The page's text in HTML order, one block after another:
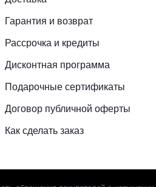
Гарантия и возврат
Рассрочка и кредиты
Дисконтная программа
Подарочные сертификаты
Договор публичной оферты
Как сделать заказ